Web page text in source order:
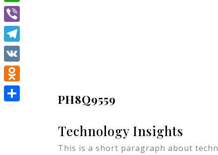
PH8Q9559
Technology Insights
This is a short paragraph about
WhatsApp
Viber
Telegram
VK
Odnoklassniki